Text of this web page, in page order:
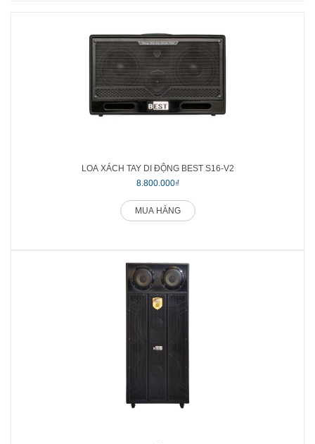
LOA XÁCH TAY DI ĐỘNG BEST S16-V2
8.800.000₫
MUA HÀNG